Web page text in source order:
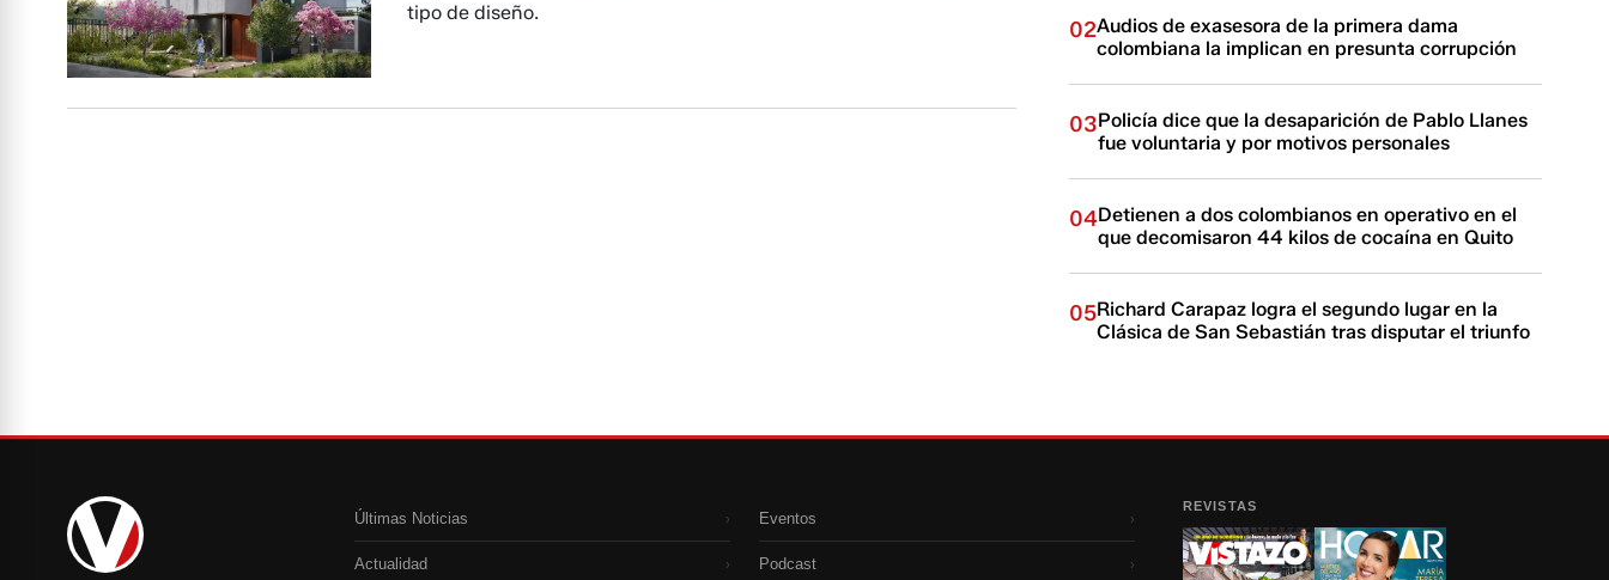
tipo de diseño.
02Audios de exasesora de la primera dama
colombiana la implican en presunta corrupción
03Policía dice que la desaparición de Pablo Llanes
fue voluntaria y por motivos personales
04Detienen a dos colombianos en operativo en el
que decomisaron 44 kilos de cocaína en Quito
05Richard Carapaz logra el segundo lugar en la
Clásica de San Sebastián tras disputar el triunfo
Últimas Noticias ›
Actualidad ›
Eventos ›
Podcast ›
REVISTAS